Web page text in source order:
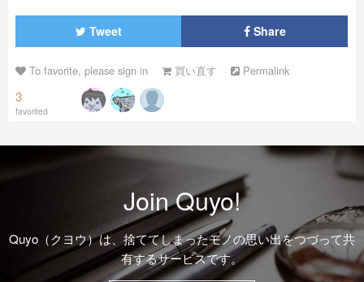
Tweet Share
To favorite, please sign in 買い直す Permalink
3
favorited
Join Quyo!
Quyo（クヨウ）は、捨ててしまったモノの思い出をつづって共
有するサービスです。